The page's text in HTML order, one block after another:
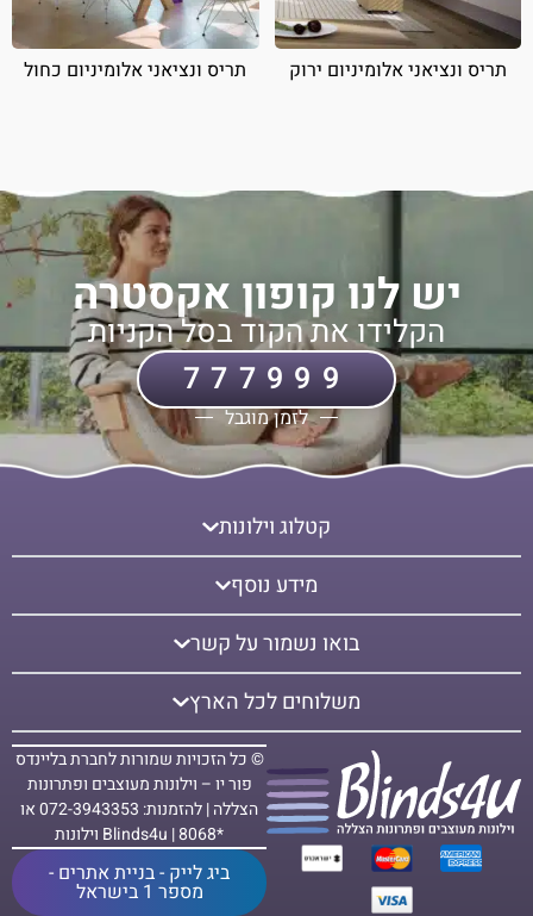
תריס ונציאני אלומיניום ירוק תריס ונציאני אלומיניום כחול
יש לנו קופון אקסטרה
הקלידו את הקוד בסל הקניות
777999
לזמן מוגבל
© כל הזכויות שמורות לחברת בליינדס
פור יו – וילונות מעוצבים ופתרונות
הצללה | להזמנות: 072-3943353 או
*8068 | Blinds4u וילונות
ביג לייק - בניית אתרים -
מספר 1 בישראל
קטלוג וילונות
מידע נוסף
בואו נשמור על קשר
משלוחים לכל הארץ